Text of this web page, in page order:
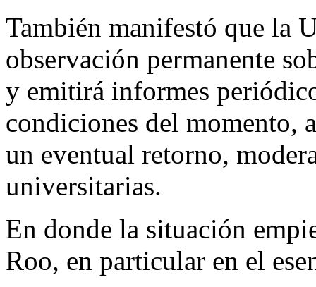
También manifestó que la
observación permanente
y emitirá informes
condiciones del momento,
un eventual retorno,
universitarias.
En donde la situación
Roo, en particular en el